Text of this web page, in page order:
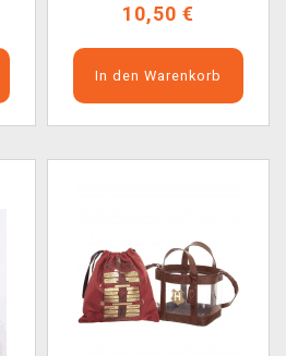
10,50 €
In den Warenkorb